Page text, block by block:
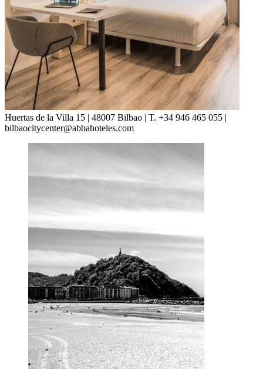
Huertas de la Villa 15 | 48007 Bilbao | T. +34 946 465 055 |
bilbaocitycenter@abbahoteles.com